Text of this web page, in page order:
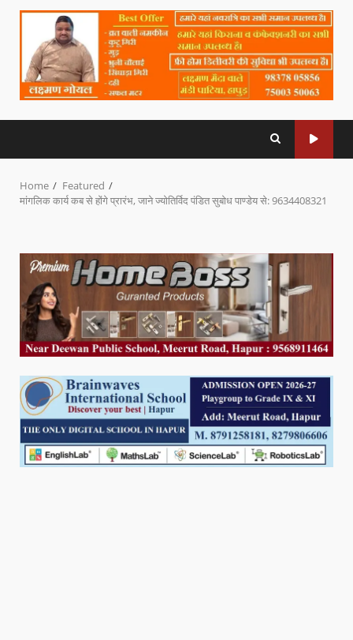
Home
Featured
मांगलिक कार्य कब से होंगे प्रारंभ, जाने ज्योतिर्विद पंडित सुबोध पाण्डेय से: 9634408321